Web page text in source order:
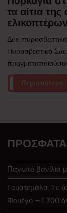
τα αίτια
ελικοπτέρων
Δύο
Πυροσβεστικό
Περισσότερα
Παγωτό
Γουατεμάλα: Σε
Φουέγο – 1.700